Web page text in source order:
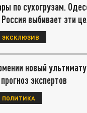
по сухогрузам.
выбивает эти
ЭКСКЛЮЗИВ
новый
экспертов
ПОЛИТИКА